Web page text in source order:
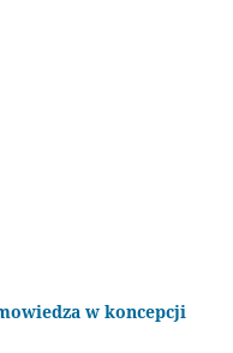
w koncepcji